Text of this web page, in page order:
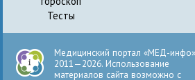
Тесты
Медицинский портал «МЕД-
2011—2026. Использование
материалов сайта возможно с